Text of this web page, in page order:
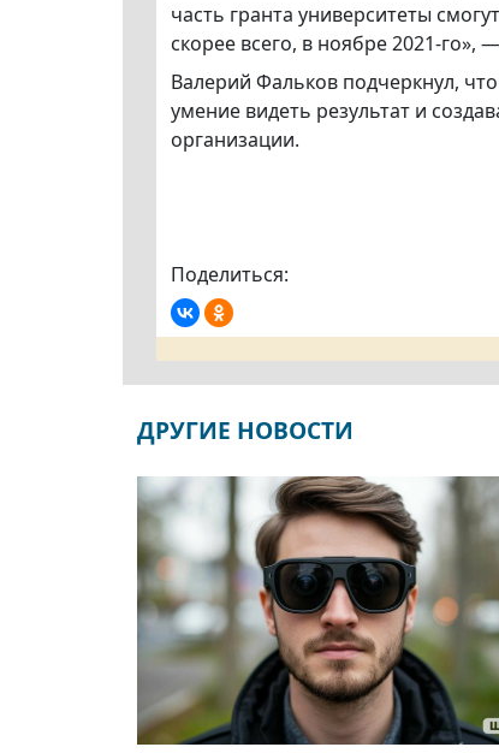
часть гранта университеты
скорее всего, в ноябре 2021-го»,
Валерий Фальков подчеркнул,
умение видеть результат и
организации.
Поделиться:
ДРУГИЕ НОВОСТИ